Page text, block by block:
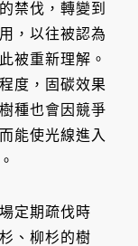
禁伐，轉變到
，以往被認為
被重新理解。
度，固碳效果
種也會因競爭
能使光線進入
定期疏伐時
、柳杉的樹